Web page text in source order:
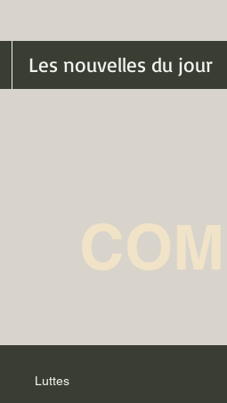
Les nouvelles du jour
Luttes